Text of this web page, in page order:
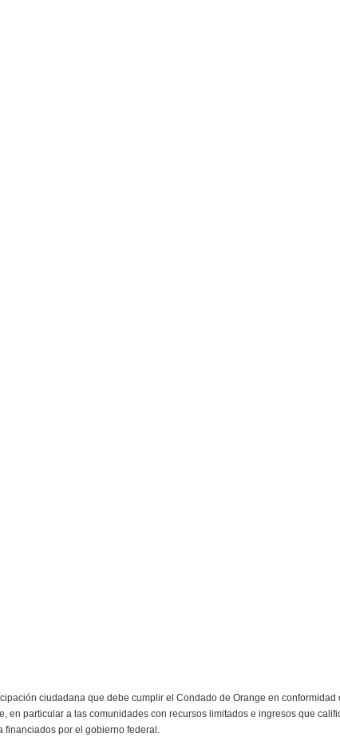
ciudadana que debe cumplir el Condado de Orange en
particular a las comunidades con recursos limitados e ingresos que
financiados por el gobierno federal.